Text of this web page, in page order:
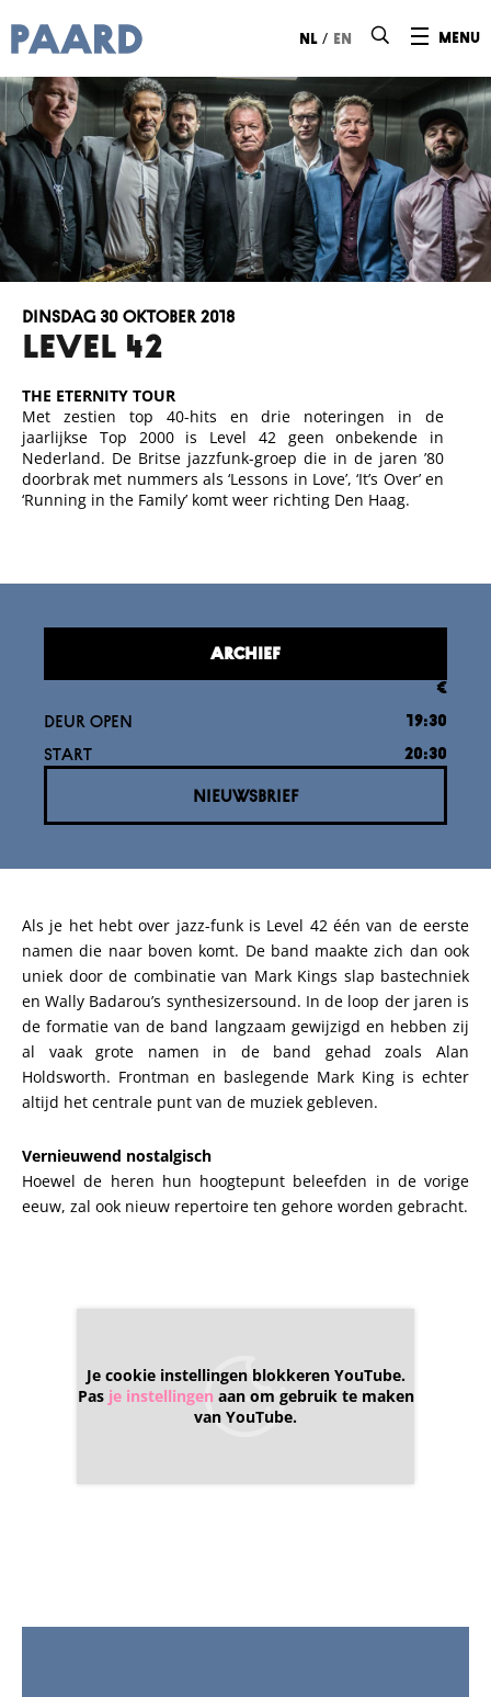
menu
nl / en
LEVEL 42
dinsdag 30 oktober 2018
THE ETERNITY TOUR
Met zestien top 40-hits en drie noteringen in de
jaarlijkse Top 2000 is Level 42 geen onbekende in
Nederland. De Britse jazzfunk-groep die in de jaren ’80
doorbrak met nummers als ‘Lessons in Love’, ‘It’s Over’ en
‘Running in the Family’ komt weer richting Den Haag.
ARCHIEF
€
DEUR OPEN 19:30
START 20:30
NIEUWSBRIEF
Als je het hebt over jazz-funk is Level 42 één van de eerste
namen die naar boven komt. De band maakte zich dan ook
uniek door de combinatie van Mark Kings slap bastechniek
en Wally Badarou’s synthesizersound. In de loop der jaren is
de formatie van de band langzaam gewijzigd en hebben zij
al vaak grote namen in de band gehad zoals Alan
Holdsworth. Frontman en baslegende Mark King is echter
altijd het centrale punt van de muziek gebleven.
Vernieuwend nostalgisch
Hoewel de heren hun hoogtepunt beleefden in de vorige
eeuw, zal ook nieuw repertoire ten gehore worden gebracht.
Je cookie instellingen blokkeren YouTube.
Pas je instellingen aan om gebruik te maken
van YouTube.